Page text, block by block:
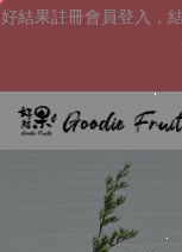
好結果註冊會員登入，